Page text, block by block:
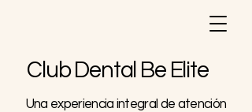
Club Dental Be Elite
Una experiencia integral de atención